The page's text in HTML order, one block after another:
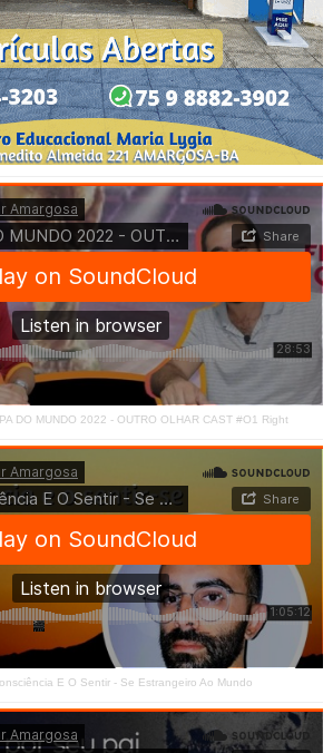
DO MUNDO 2022 - OUTRO OLHAR CAST #O1 Right
E O Sentir - Se Estrangeiro Ao Mundo